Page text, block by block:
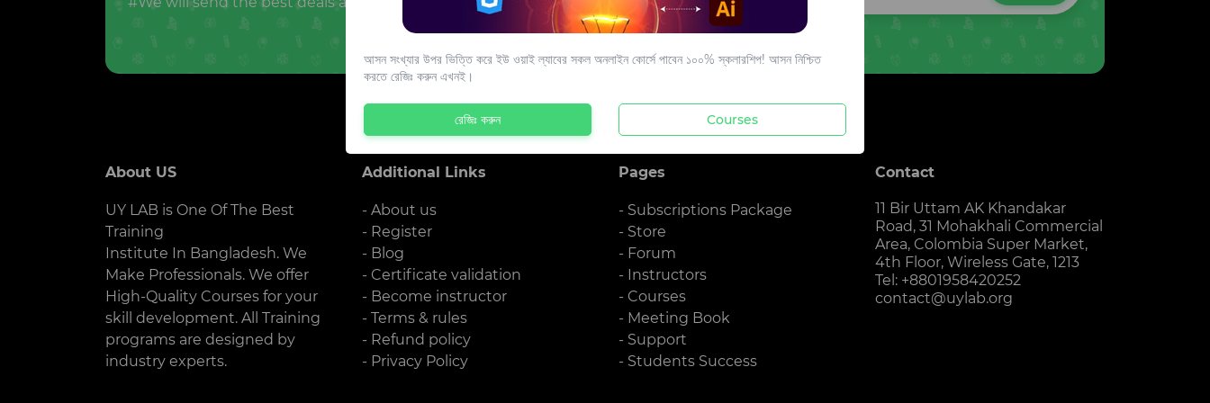
About US
UY LAB is One Of The Best
Training
Institute In Bangladesh. We
Make Professionals. We offer
High-Quality Courses for your
skill development. All Training
programs are designed by
industry experts.
Additional Links
- About us
- Register
- Blog
- Certificate validation
- Become instructor
- Terms & rules
- Refund policy
- Privacy Policy
Pages
- Subscriptions Package
- Store
- Forum
- Instructors
- Courses
- Meeting Book
- Support
- Students Success
Contact
11 Bir Uttam AK Khandakar
Road, 31 Mohakhali Commercial
Area, Colombia Super Market,
4th Floor, Wireless Gate, 1213
Tel: +8801958420252
contact@uylab.org
আসন সংখ্যার উপর ভিত্তি করে ইউ ওয়াই ল্যাবের সকল অনলাইন কোর্সে পাবেন ১০০% স্কলারশিপ! আসন নিশ্চিত
করতে রেজিঃ করুন এখনই।
রেজিঃ করুন Courses